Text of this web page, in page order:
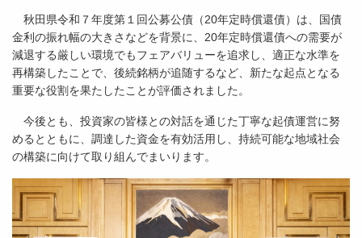
秋田県令和７年度第１回公募公債（20年定時償還債）は、国債
金利の振れ幅の大きさなどを背景に、20年定時償還債への需要が
減退する厳しい環境でもフェアバリューを追求し、適正な水準を
再構築したことで、後続銘柄が追随するなど、新たな起点となる
重要な役割を果たしたことが評価されました。
今後とも、投資家の皆様との対話を通じた丁寧な起債運営に努
めるとともに、調達した資金を有効活用し、持続可能な地域社会
の構築に向けて取り組んでまいります。